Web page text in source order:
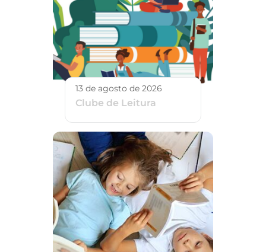
13 de agosto de 2026
Clube de Leitura